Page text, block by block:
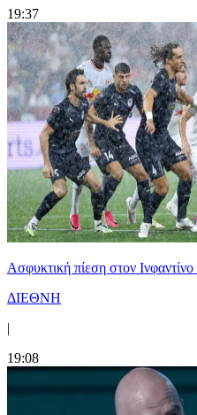
19:37
Ασφυκτική πίεση στον Ινφαντίνο
ΔΙΕΘΝΗ
|
19:08